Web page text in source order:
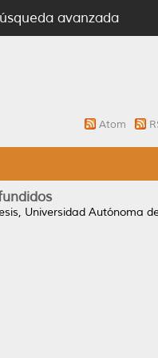
avanzada
Atom
Universidad Autónoma